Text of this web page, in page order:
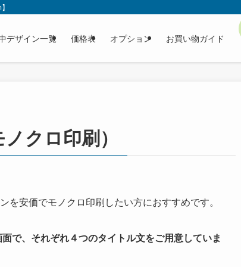
デザイン一覧 価格表 オプション お買い物ガイド
クロ印刷）
安価でモノクロ印刷したい方におすすめです。
で、それぞれ４つのタイトル文をご用意していま